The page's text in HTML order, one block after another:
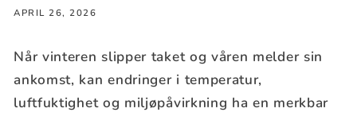
APRIL 26, 2026
Når vinteren slipper taket og våren melder sin
ankomst, kan endringer i temperatur,
luftfuktighet og miljøpåvirkning ha en merkbar